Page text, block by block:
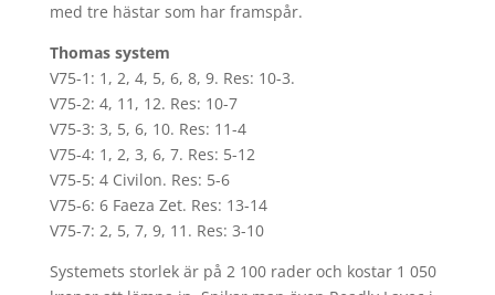
med tre hästar som har framspår.
Thomas system
V75-1: 1, 2, 4, 5, 6, 8, 9. Res: 10-3.
V75-2: 4, 11, 12. Res: 10-7
V75-3: 3, 5, 6, 10. Res: 11-4
V75-4: 1, 2, 3, 6, 7. Res: 5-12
V75-5: 4 Civilon. Res: 5-6
V75-6: 6 Faeza Zet. Res: 13-14
V75-7: 2, 5, 7, 9, 11. Res: 3-10
Systemets storlek är på 2 100 rader och kostar 1 050